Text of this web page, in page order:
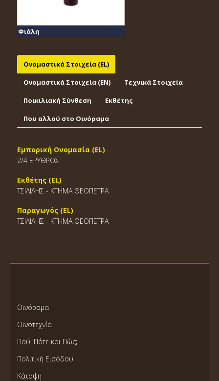
Φιάλη
Ονομαστικά Στοιχεία (EL)
Ονομαστικά Στοιχεία (EΝ) Τεχνικά Στοιχεία
Ποικιλιακή Σύνθεση Εκθέτης
Που αλλού στο Οινόραμα
Εμπορική Ονομασία (EL)
2/4 ΕΡΥΘΡΟΣ
Εκθέτης (EL)
ΤΣΙΛΙΛΗΣ - ΚΤΗΜΑ ΘΕΟΠΕΤΡΑ
Παραγωγός (EL)
ΤΣΙΛΙΛΗΣ - ΚΤΗΜΑ ΘΕΟΠΕΤΡΑ
Οινόραμα
Οινοτεχνία
Πού, Πότε και Πώς;
Πολιτική Εισόδου
Κάτοψη